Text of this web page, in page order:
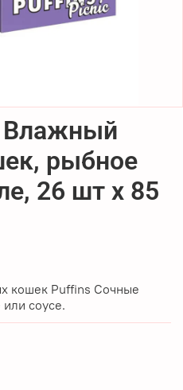
Влажный
рыбное
26 шт x 85
кошек Puffins Сочные
соусе.